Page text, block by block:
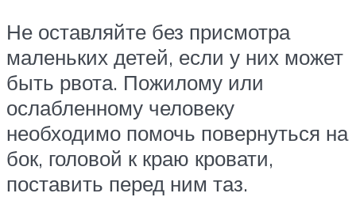
Не оставляйте без присмотра
маленьких детей, если у них может
быть рвота. Пожилому или
ослабленному человеку
необходимо помочь повернуться на
бок, головой к краю кровати,
поставить перед ним таз.